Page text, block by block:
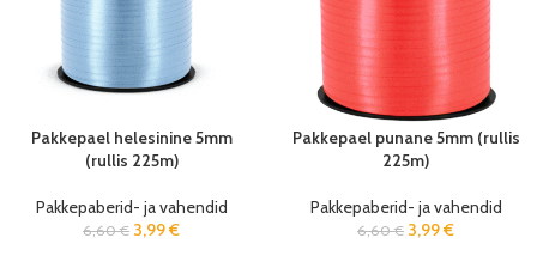
Pakkepael helesinine 5mm
(rullis 225m)
Pakkepaberid- ja vahendid
6,60€ 3,99€
Pakkepael punane 5mm (rullis
225m)
Pakkepaberid- ja vahendid
6,60€ 3,99€